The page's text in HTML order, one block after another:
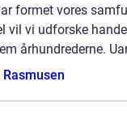
formet vores
vil vi udforske
århundrederne.